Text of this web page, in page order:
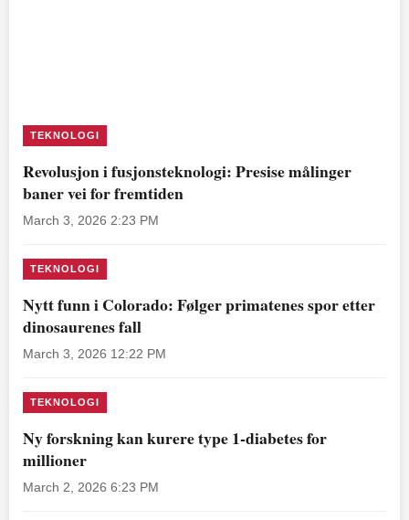
TEKNOLOGI
Revolusjon i fusjonsteknologi: Presise målinger
baner vei for fremtiden
March 3, 2026 2:23 PM
TEKNOLOGI
Nytt funn i Colorado: Følger primatenes spor etter
dinosaurenes fall
March 3, 2026 12:22 PM
TEKNOLOGI
Ny forskning kan kurere type 1-diabetes for
millioner
March 2, 2026 6:23 PM